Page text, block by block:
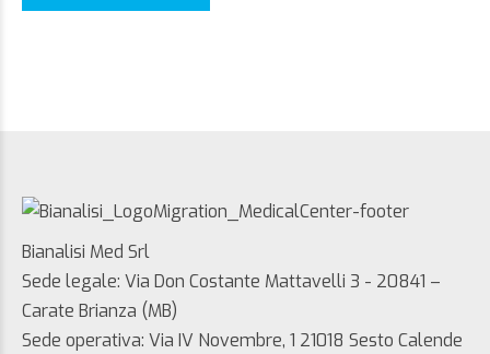
Bianalisi Med Srl
Sede legale: Via Don Costante Mattavelli 3 - 20841 –
Carate Brianza (MB)
Sede operativa: Via IV Novembre, 1 21018 Sesto Calende